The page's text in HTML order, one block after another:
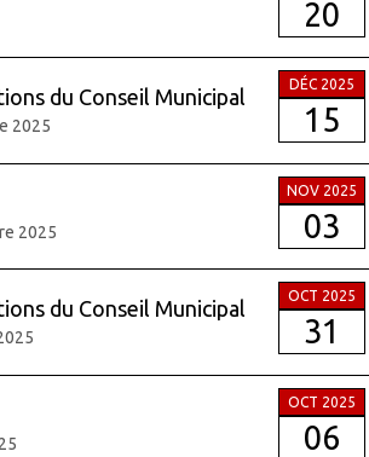
20
du Conseil Municipal
2025
DÉC 2025
15
2025
NOV 2025
03
du Conseil Municipal
OCT 2025
31
OCT 2025
06